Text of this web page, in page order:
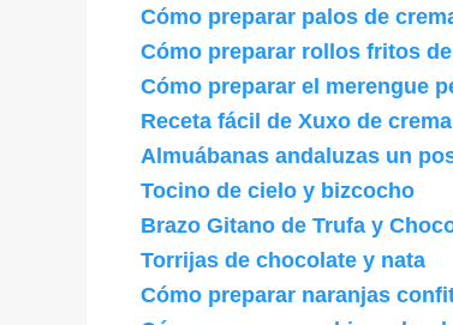
Cómo preparar palos de
Cómo preparar rollos fritos
Cómo preparar el merengue
Receta fácil de Xuxo de crema
Almuábanas andaluzas un
Tocino de cielo y bizcocho
Brazo Gitano de Trufa y
Torrijas de chocolate y nata
Cómo preparar naranjas